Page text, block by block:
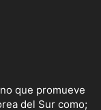
que promueve
del Sur como;